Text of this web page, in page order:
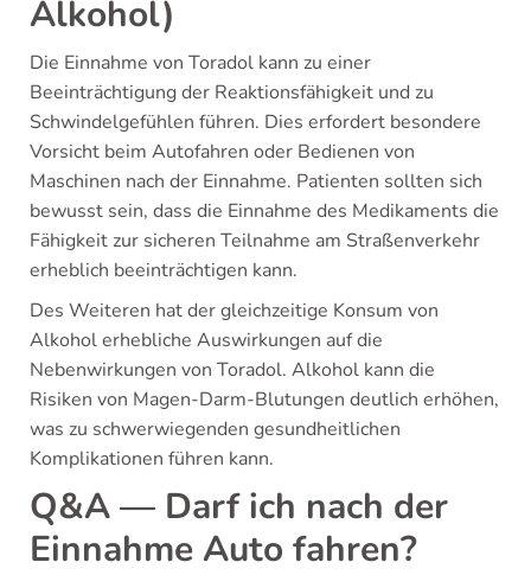
Alkohol)
Die Einnahme von Toradol kann zu einer
Beeinträchtigung der Reaktionsfähigkeit und zu
Schwindelgefühlen führen. Dies erfordert besondere
Vorsicht beim Autofahren oder Bedienen von
Maschinen nach der Einnahme. Patienten sollten sich
bewusst sein, dass die Einnahme des Medikaments die
Fähigkeit zur sicheren Teilnahme am Straßenverkehr
erheblich beeinträchtigen kann.
Des Weiteren hat der gleichzeitige Konsum von
Alkohol erhebliche Auswirkungen auf die
Nebenwirkungen von Toradol. Alkohol kann die
Risiken von Magen-Darm-Blutungen deutlich erhöhen,
was zu schwerwiegenden gesundheitlichen
Komplikationen führen kann.
Q&A — Darf ich nach der
Einnahme Auto fahren?